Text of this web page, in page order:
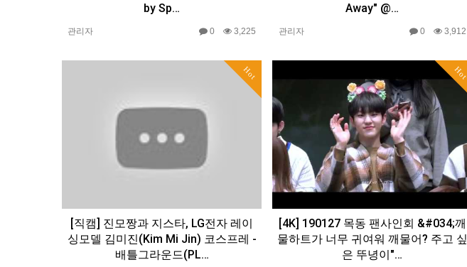
by Sp…
관리자 0 3,225
Away" @…
관리자 0 3,912
Hot
[직캠] 진모짱과 지스타, LG전자 레이
싱모델 김미진(Kim Mi Jin) 코스프레 -
배틀그라운드(PL…
Hot
[4K] 190127 목동 팬사인회 &#034;깨
물하트가 너무 귀여워 깨물어? 주고 싶
은 뚜녕이"…